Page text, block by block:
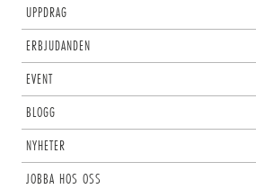
UPPDRAG
ERBJUDANDEN
EVENT
BLOGG
NYHETER
JOBBA HOS OSS